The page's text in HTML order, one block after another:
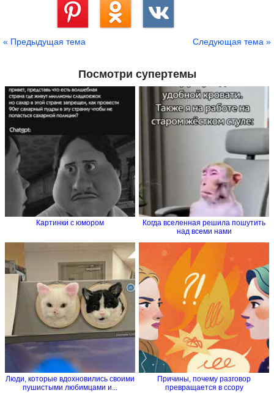
« Предыдущая тема Следующая тема »
Посмотри супертемы
Картинки с юмором
Когда вселенная решила пошутить
над всеми нами
Люди, которые вдохновились своими
пушистыми любимцами и...
Причины, почему разговор
превращается в ссору